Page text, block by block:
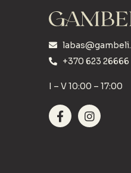
+370 623 26666
I – V 10:00 – 17:00